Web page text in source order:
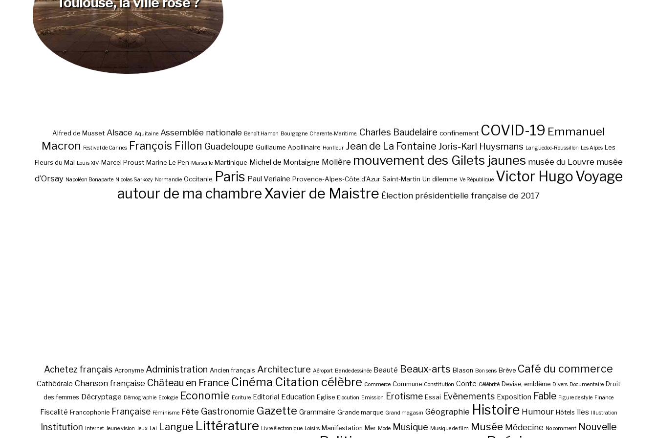
Alfred de Musset Alsace Aquitaine Assemblée nationale Benoît Hamon Bourgogne Charente-Maritime. Charles Baudelaire confinement COVID-19 Emmanuel
Macron Festival de Cannes François Fillon Guadeloupe Guillaume Apollinaire Honfleur Jean de La Fontaine Joris-Karl Huysmans Languedoc-Roussillon Les Alpes Les
Fleurs du Mal Louis XIV Marcel Proust Marine Le Pen Marseille Martinique Michel de Montaigne Molière mouvement des Gilets jaunes musée du Louvre musée
d’Orsay Napoléon Bonaparte Nicolas Sarkozy Normandie Occitanie Paris Paul Verlaine Provence-Alpes-Côte d'Azur Saint-Martin Un dilemme Ve République Victor HugoVoyage
autour de ma chambreXavier de Maistre Élection présidentielle française de 2017
Achetez français Acronyme Administration Ancien français Architecture Aéroport Bande dessinée Beauté Beaux-arts Blason Bon sens Brève Café du commerce
Cathédrale Chanson française Château en France Cinéma Citation célèbre Commerce Commune Constitution Conte Célébrité Devise, emblème Divers Documentaire Droit
des femmes Décryptage Démographie Ecologie Economie Ecriture Editorial Education Eglise Elocution Emission Erotisme Essai Evènements Exposition Fable Figure de style Finance
Fiscalité Francophonie Française Féminisme Fête Gastronomie Gazette Grammaire Grande marque Grand magasin Géographie Histoire Humour Hôtels Iles Illustration
Institution Internet Jeune vision Jeux Lai Langue Littérature Livre électronique Loisirs Manifestation Mer Mode Musique Musique de film Musée Médecine No comment Nouvelle